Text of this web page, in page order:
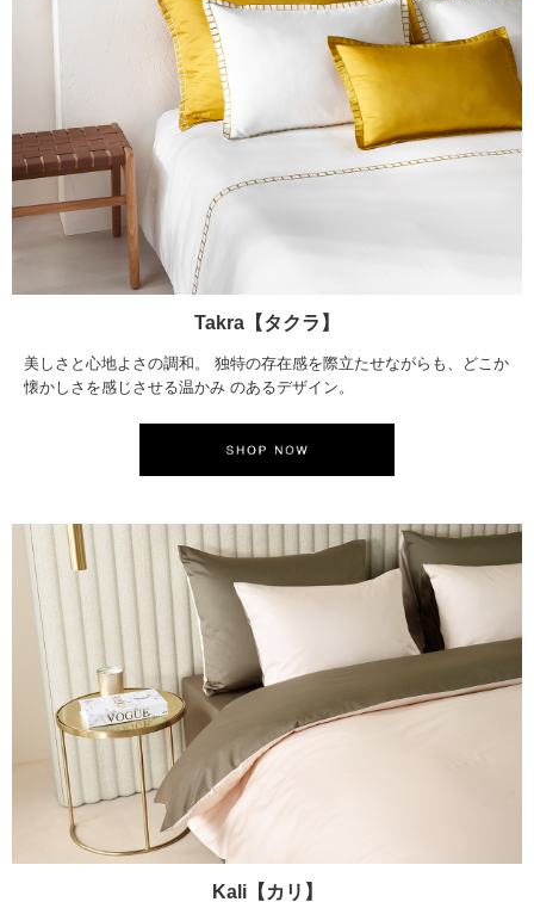
Takra【タクラ】
美しさと心地よさの調和。 独特の存在感を際立たせながらも、どこか
懐かしさを感じさせる温かみ のあるデザイン。
Kali【カリ】